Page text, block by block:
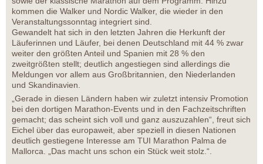
kommen die Walker und Nordic Walker, die wieder in den
Veranstaltungssonntag integriert sind.
Gewandelt hat sich in den letzten Jahren die Herkunft der
Läuferinnen und Läufer, bei denen Deutschland mit 44 % zwar
weiter den größten Anteil und Spanien mit 28 % den
zweitgrößten stellt; deutlich angestiegen sind allerdings die
Meldungen vor allem aus Großbritannien, den Niederlanden
und Skandinavien.
„Gerade in diesen Ländern haben wir zuletzt intensiv Promotion
bei den dortigen Marathon-Events und in den Fachzeitschriften
gemacht; das scheint sich voll und ganz auszuzahlen“, freut sich
Eichel über das europaweit, aber speziell in diesen Nationen
deutlich gestiegene Interesse am TUI Marathon Palma de
Mallorca. „Das macht uns schon ein Stück weit stolz.“.